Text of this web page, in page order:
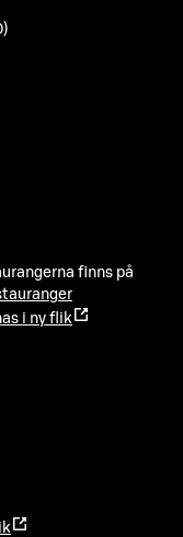
finns på
i ny flik